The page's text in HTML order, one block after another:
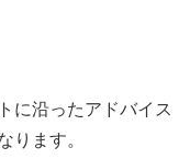
に沿ったアドバイス
ります。